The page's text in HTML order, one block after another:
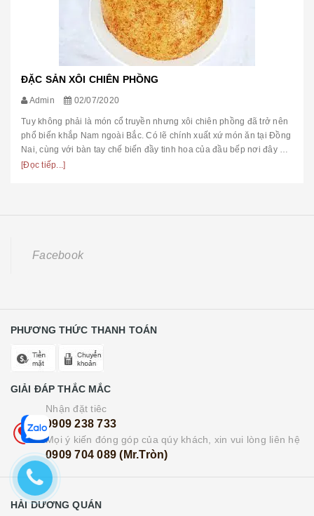
ĐẶC SẢN XÔI CHIÊN PHỒNG
Admin 02/07/2020
Tuy không phải là món cổ truyền nhưng xôi chiên phồng đã trở nên
phổ biến khắp Nam ngoài Bắc. Có lẽ chính xuất xứ món ăn tại Đồng
Nai, cùng với bàn tay chế biến đầy tinh hoa của đầu bếp nơi đây đã
...
[Đọc tiếp...]
Facebook
PHƯƠNG THỨC THANH TOÁN
GIẢI ĐÁP THẮC MẮC
Nhận đặt tiêc
0909 238 733
Mọi ý kiến đóng góp của qúy khách, xin vui lòng liên hệ
0909 704 089 (Mr.Tròn)
HẢI DƯƠNG QUÁN